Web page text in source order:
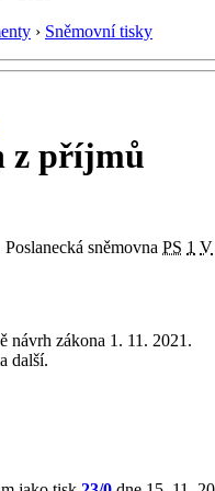
› Sněmovní tisky
z příjmů
Poslanecká sněmovna PS 1 V
návrh zákona 1. 11. 2021.
další.